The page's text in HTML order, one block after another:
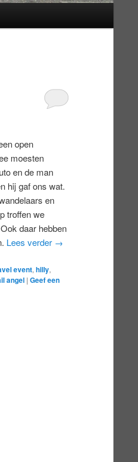
open
moesten
en de man
hij gaf ons wat.
en
troffen we
daar hebben
Lees verder →
event, hilly,
angel | Geef een